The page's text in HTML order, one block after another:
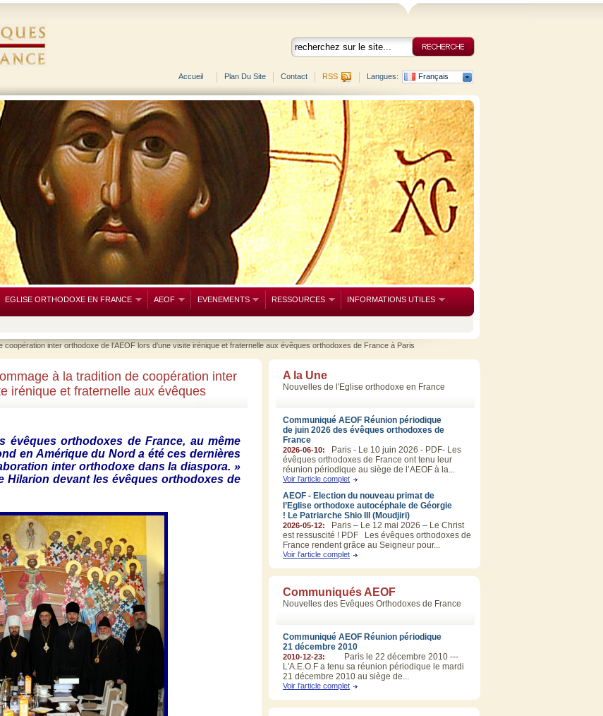
Langues: Français
RSS
Contact
Plan Du Site
Accueil
EGLISE ORTHODOXE EN FRANCE AEOF EVENEMENTS RESSOURCES INFORMATIONS UTILES
inter orthodoxe de l’AEOF lors d’une visite irénique et fraternelle aux évêques orthodoxes de France à Paris
à la tradition de coopération inter
irénique et fraternelle aux évêques
évêques orthodoxes de France, au même
en Amériquedu Norda été ces dernières
inter orthodoxe dansladiaspora. »
Hilarion devantles évêques orthodoxes de
A la Une
Nouvelles de l'Eglise orthodoxe en France
Communiqué AEOF Réunion périodique
de juin 2026 des évêques orthodoxes de
France
2026-06-10:
Paris - Le 10 juin 2026 - PDF- Les
évêques orthodoxes de France ont tenu leur
réunion périodique au siège de l’AEOF à la...
Voir l'article complet
AEOF - Election du nouveau primat de
l’Eglise orthodoxe autocéphale de Géorgie
! Le Patriarche Shio III (Moudjiri)
2026-05-12:
Paris – Le 12 mai 2026 – Le Christ
est ressuscité ! PDF Les évêques orthodoxes de
France rendent grâce au Seigneur pour...
Voir l'article complet
Communiqués AEOF
Nouvelles des Evêques Orthodoxes de France
Communiqué AEOF Réunion périodique
21 décembre 2010
2010-12-23:
Paris le 22 décembre 2010 ---
L'A.E.O.F a tenu sa réunion périodique le mardi
21 décembre 2010 au siège de...
Voir l'article complet